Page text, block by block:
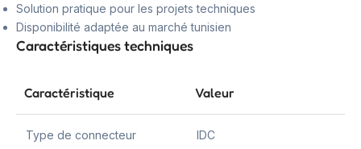
Solution pratique pour les projets techniques
Disponibilité adaptée au marché tunisien
Caractéristiques techniques
Caractéristique Valeur
Type de connecteur IDC